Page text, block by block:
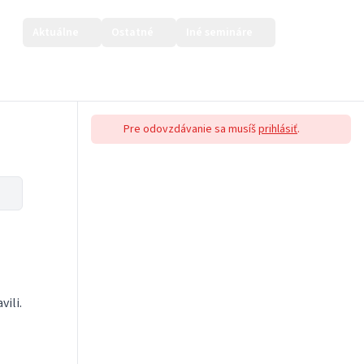
Pre odovzdávanie sa musíšprihlásiť.